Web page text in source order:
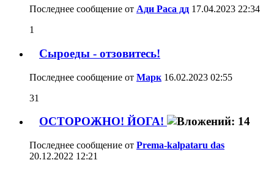
Последнее сообщение от Ади Раса дд 17.04.2023 22:34
1
Сыроеды - отзовитесь!
Последнее сообщение от Марк 16.02.2023 02:55
31
ОСТОРОЖНО! ЙОГА!
Последнее сообщение от Prema-kalpataru das
20.12.2022 12:21